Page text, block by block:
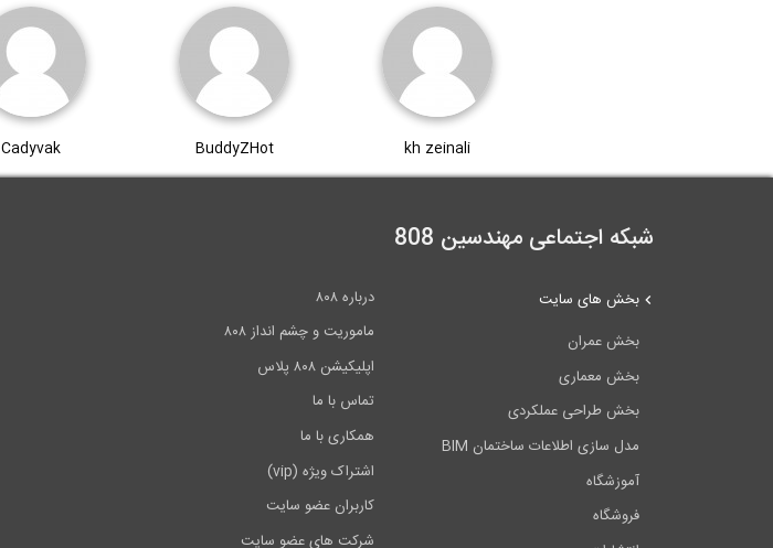
kh zeinali
BuddyZHot
Cadyvak
شبکه اجتماعی مهندسین 808
درباره ۸۰۸
ماموریت و چشم انداز ۸۰۸
اپلیکیشن ۸۰۸ پلاس
تماس با ما
همکاری با ما
اشتراک ویژه (vip)
کاربران عضو سایت
شرکت های عضو سایت
بخش های سایت
بخش عمران
بخش معماری
بخش طراحی عملکردی
مدل سازی اطلاعات ساختمان BIM
آموزشگاه
فروشگاه